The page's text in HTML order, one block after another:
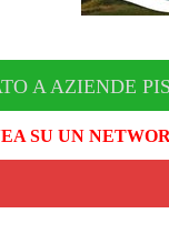
A AZIENDE
SU UN